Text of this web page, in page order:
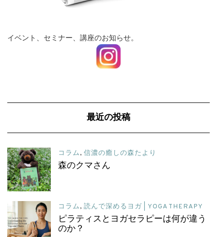
イベント、セミナー、講座のお知らせ。
最近の投稿
コラム, 信濃の癒しの森たより
森のクマさん
コラム, 読んで深めるヨガ | YOGA THERAPY
ピラティスとヨガセラピーは何が違う
のか？